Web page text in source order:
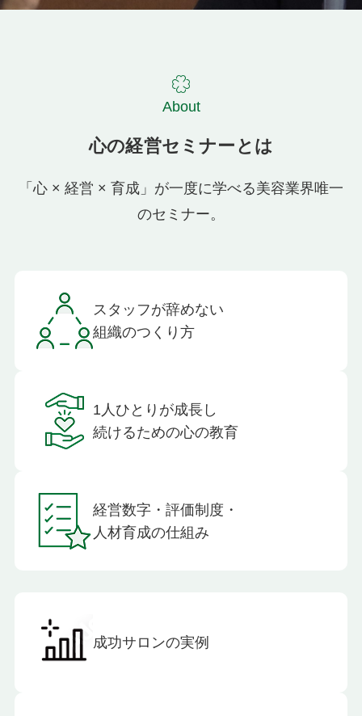
About
心の経営セミナーとは
「心 × 経営 × 育成」が一度に学べる美容業界唯一
のセミナー。
スタッフが辞めない
組織のつくり方
1人ひとりが成長し
続けるための心の教育
経営数字・評価制度・
人材育成の仕組み
成功サロンの実例